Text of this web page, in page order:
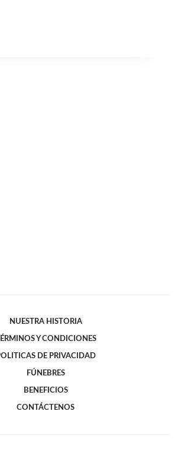
NUESTRA HISTORIA
Y CONDICIONES
DE PRIVACIDAD
FÚNEBRES
BENEFICIOS
CONTÁCTENOS